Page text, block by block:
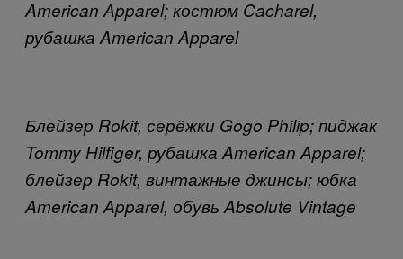
American Apparel; костюм Cacharel,
рубашка American Apparel
Блейзер Rokit, серёжки Gogo Philip; пиджак
Tommy Hilfiger, рубашка American Apparel;
блейзер Rokit, винтажные джинсы; юбка
American Apparel, обувь Absolute Vintage